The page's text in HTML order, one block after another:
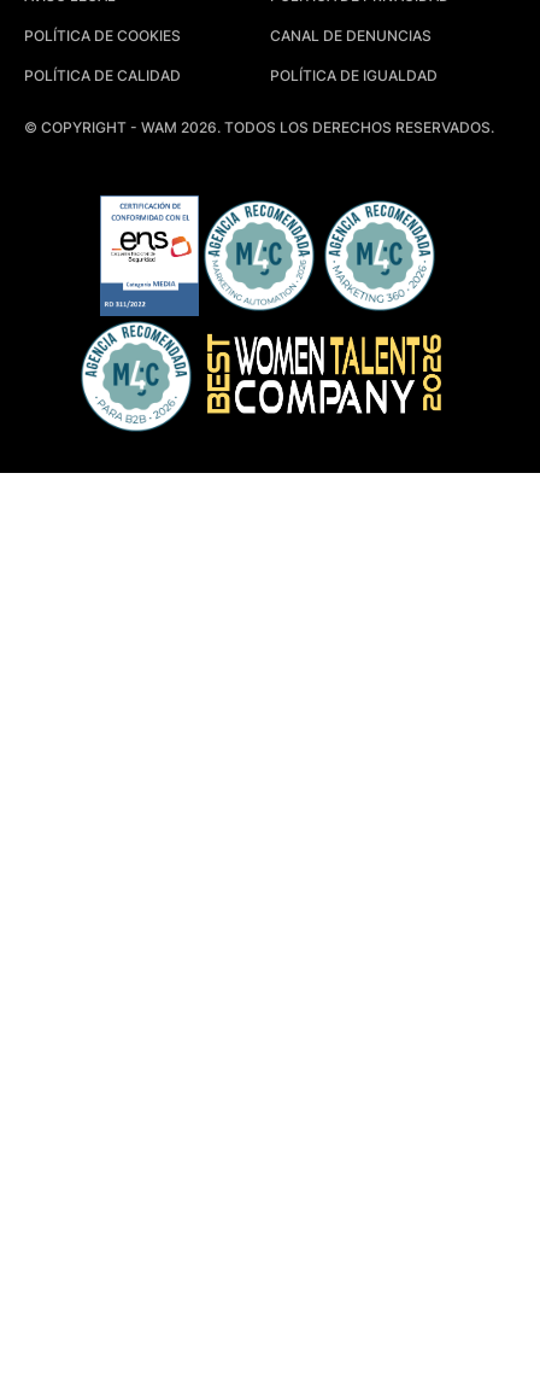
© COPYRIGHT - WAM 2026. TODOS LOS DERECHOS RESERVADOS.
POLÍTICA DE COOKIES CANAL DE DENUNCIAS
POLÍTICA DE CALIDAD POLÍTICA DE IGUALDAD